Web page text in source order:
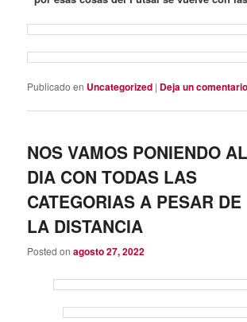
Publicado en Uncategorized | Deja un comentario
NOS VAMOS PONIENDO AL
DIA CON TODAS LAS
CATEGORIAS A PESAR DE
LA DISTANCIA
Posted onagosto 27, 2022